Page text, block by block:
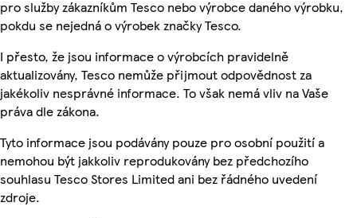
pro služby zákazníkům Tesco nebo výrobce daného výrobku,
pokdu se nejedná o výrobek značky Tesco.
I přesto, že jsou informace o výrobcích pravidelně
aktualizovány, Tesco nemůže přijmout odpovědnost za
jakékoliv nesprávné informace. To však nemá vliv na Vaše
práva dle zákona.
Tyto informace jsou podávány pouze pro osobní použití a
nemohou být jakkoliv reprodukovány bez předchozího
souhlasu Tesco Stores Limited ani bez řádného uvedení
zdroje.